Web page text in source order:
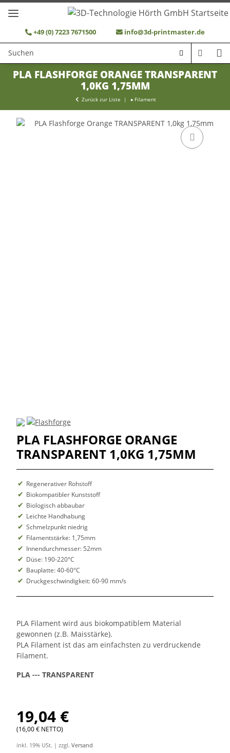
+49 (0) 7223 7671500 info@3d-printmaster.de
PLA FLASHFORGE ORANGE TRANSPARENT
1,0KG 1,75MM
Zurück zur Liste Filament
PLA FLASHFORGE ORANGE
TRANSPARENT 1,0KG 1,75MM
Regenerativer Rohstoff
Biokompatibler Kunststoff
Biologisch abbaubar
Leichte Handhabung
Schmelzpunkt niedrig
Filamentstärke: 1,75mm
Innendurchmesser: 52mm
Düse: 190-220°C
Bauplatte: 40-60°C
Druckgeschwindigkeit: 60-90 mm/s
PLA Filament wird aus biokompatiblem Material
gewonnen (z.B. Maisstärke).
PLA Filament ist das am einfachsten zu verdruckende
Filament.
PLA --- TRANSPARENT
19,04 €
(16,00 € NETTO)
inkl. 19% USt. | zzgl. Versand